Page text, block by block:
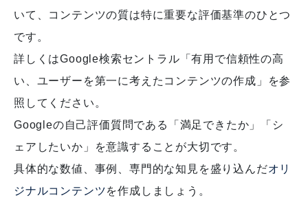
いて、コンテンツの質は特に重要な評価基準のひとつ
です。
詳しくはGoogle検索セントラル「有用で信頼性の高
い、ユーザーを第一に考えたコンテンツの作成」を参
照してください。
Googleの自己評価質問である「満足できたか」「シ
ェアしたいか」を意識することが大切です。
具体的な数値、事例、専門的な知見を盛り込んだオリ
ジナルコンテンツを作成しましょう。